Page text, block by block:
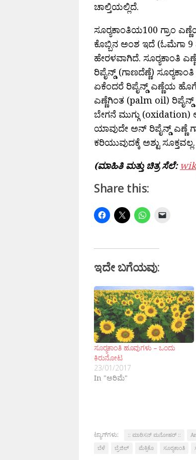
ಚಾಲ್ತಿಯಲ್ಲಿದೆ.
ಸೂರ‍್ಯಕಾಂತಿಯ100 ಗ್ರಾಂ
ಕೊಬ್ಬಿನ ಅಂಶ ಇದೆ (ಓಮೆಗಾ 9
ಹೇರಳವಾಗಿದೆ. ಸೂರ‍್ಯಕಾಂತಿ
ರಿಪೈನ್ಡ್ (ಗಾಣದೆಣ್ಣೆ)
ಏಕೆಂದರೆ ರಿಪೈನ್ಡ್ ಎಣ್ಣೆಯ
ಎಣ್ಣೆಗಿಂತ (palm oil)
ಬೇಗನೆ ಮುಗ್ಗು (oxidation)
ಯಾವುದೇ ಅನ್ ರಿಪೈನ್ಡ್ ಎಣ್ಣೆ
ಕರಿಯುವುದಕ್ಕೆ ಅಶ್ಟು ಸೂಕ್ತವಲ್ಲ.
(ಮಾಹಿತಿ ಮತ್ತು ಚಿತ್ರ ಸೆಲೆ:
Share this:
ಇದೇ ಬಗೆಯವು:
ಸೂರ‍್ಯಕಾಂತಿ ಹೂವುಗಳು – ಒಂದು
ಕಿರುನೋಟ
23/01/2017
In "ಅರಿಮೆ"
ಟ್ಯಾಗ್‌ಗಳು: :: ಮಾರಿಸನ್ ಮನೋಹರ್ ::
ಬೆಳೆ
ಬ್ರೆಜಿಲ್ ಮೆಕ್ಸಿಕೊ ಸೂರ‍್ಯಕಾಂತಿ